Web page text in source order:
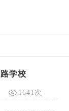
学校
1641次